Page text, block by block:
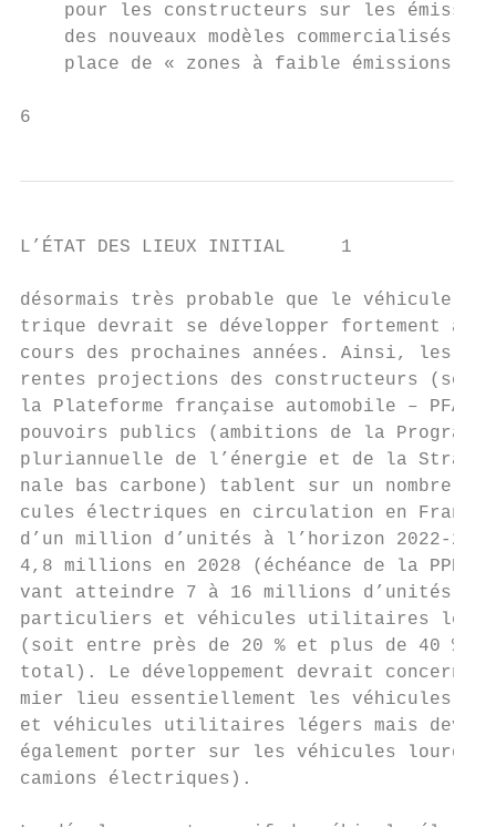
pour les constructeurs sur les
des nouveaux modèles commercialisés,
place de « zones à faible émissions »
6
L’ÉTAT DES LIEUX INITIAL     1
désormais très probable que le
trique devrait se développer fortement
cours des prochaines années. Ainsi,
rentes projections des constructeurs
la Plateforme française automobile –
pouvoirs publics (ambitions de la
pluriannuelle de l’énergie et de la
nale bas carbone) tablent sur un
cules électriques en circulation en
d’un million d’unités à l’horizon
4,8 millions en 2028 (échéance de la PPE),
vant atteindre 7 à 16 millions d’unités
particuliers et véhicules utilitaires
(soit entre près de 20 % et plus de 40 %
total). Le développement devrait
mier lieu essentiellement les véhicules
et véhicules utilitaires légers mais
également porter sur les véhicules
camions électriques).